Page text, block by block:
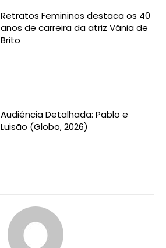
Retratos Femininos destaca os 40
anos de carreira da atriz Vânia de
Brito
Audiência Detalhada: Pablo e
Luisão (Globo, 2026)